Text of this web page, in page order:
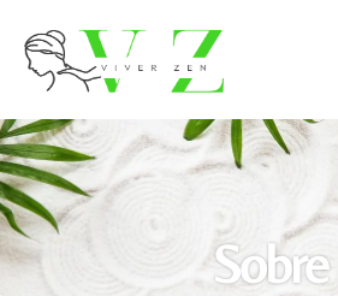
Sobre